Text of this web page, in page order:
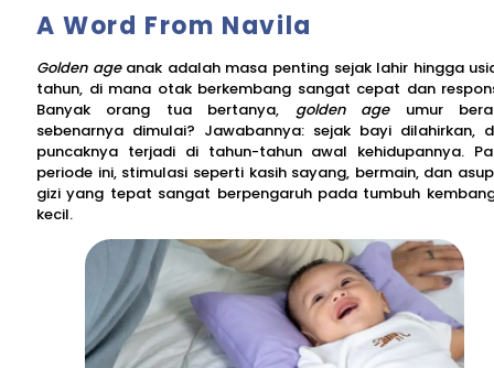
A Word From Navila
Golden age anak adalah masa penting sejak lahir hingga
tahun, di mana otak berkembang sangat cepat dan
Banyak orang tua bertanya, golden age umur
sebenarnya dimulai? Jawabannya: sejak bayi dilahirkan,
puncaknya terjadi di tahun-tahun awal kehidupannya.
periode ini, stimulasi seperti kasih sayang, bermain, dan
gizi yang tepat sangat berpengaruh pada tumbuh
kecil.